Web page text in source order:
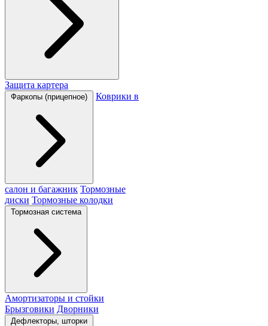
Защита картера
Фаркопы (прицепное) Коврики в
салон и багажник Тормозные
диски Тормозные колодки
Тормозная система
Амортизаторы и стойки
Брызговики Дворники
Дефлекторы, шторки